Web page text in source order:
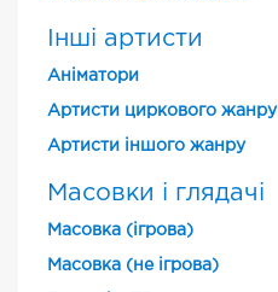
Інші артисти
Аніматори
Артисти циркового жанру
Артисти іншого жанру
Масовки і глядачі
Масовка (ігрова)
Масовка (не ігрова)